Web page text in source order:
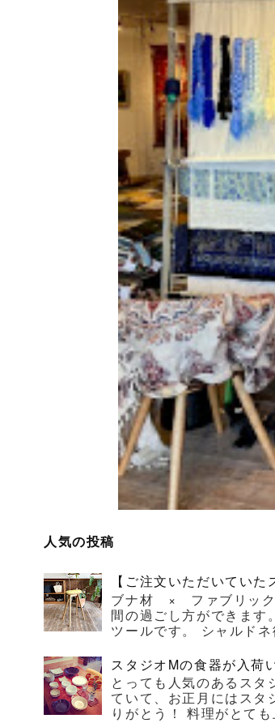
人気の投稿
【ご注文いただいてい
ブナ材 × ファブリック
間の過ごし方ができます
ツールです。 シャルド
スタジオMの食器が入荷
とっても人気のあるス
ていて、お正月にはスタ
りがとう！ 料理がとて